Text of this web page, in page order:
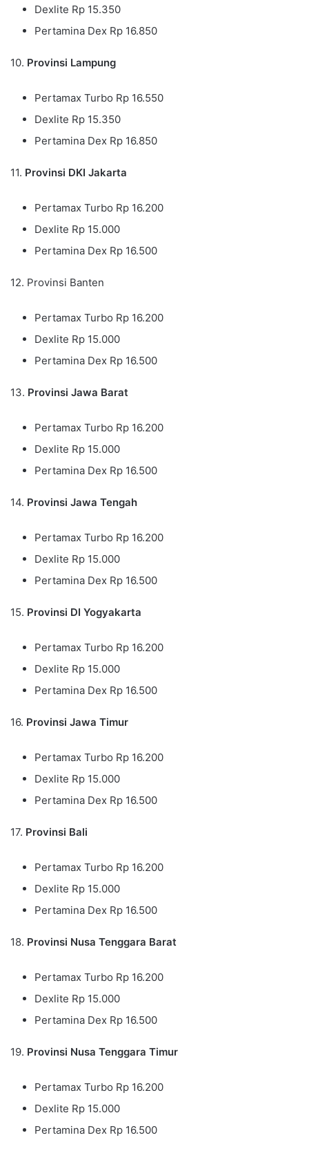
Dexlite Rp 15.350
Pertamina Dex Rp 16.850
10. Provinsi Lampung
Pertamax Turbo Rp 16.550
Dexlite Rp 15.350
Pertamina Dex Rp 16.850
11. Provinsi DKI Jakarta
Pertamax Turbo Rp 16.200
Dexlite Rp 15.000
Pertamina Dex Rp 16.500
12. Provinsi Banten
Pertamax Turbo Rp 16.200
Dexlite Rp 15.000
Pertamina Dex Rp 16.500
13. Provinsi Jawa Barat
Pertamax Turbo Rp 16.200
Dexlite Rp 15.000
Pertamina Dex Rp 16.500
14. Provinsi Jawa Tengah
Pertamax Turbo Rp 16.200
Dexlite Rp 15.000
Pertamina Dex Rp 16.500
15. Provinsi DI Yogyakarta
Pertamax Turbo Rp 16.200
Dexlite Rp 15.000
Pertamina Dex Rp 16.500
16. Provinsi Jawa Timur
Pertamax Turbo Rp 16.200
Dexlite Rp 15.000
Pertamina Dex Rp 16.500
17. Provinsi Bali
Pertamax Turbo Rp 16.200
Dexlite Rp 15.000
Pertamina Dex Rp 16.500
18. Provinsi Nusa Tenggara Barat
Pertamax Turbo Rp 16.200
Dexlite Rp 15.000
Pertamina Dex Rp 16.500
19. Provinsi Nusa Tenggara Timur
Pertamax Turbo Rp 16.200
Dexlite Rp 15.000
Pertamina Dex Rp 16.500